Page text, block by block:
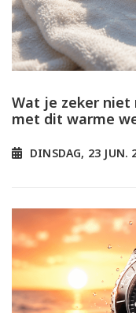
Wat je zeker niet
met dit warme
DINSDAG, 23 JUN.